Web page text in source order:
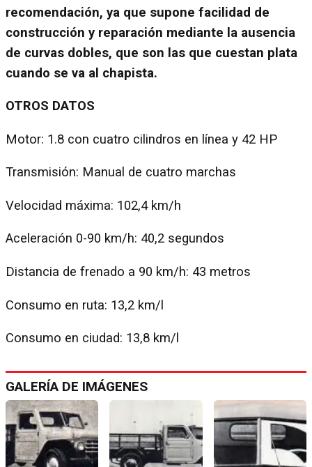
recomendación, ya que supone facilidad de
construcción y reparación mediante la ausencia
de curvas dobles, que son las que cuestan plata
cuando se va al chapista.
OTROS DATOS
Motor: 1.8 con cuatro cilindros en línea y 42 HP
Transmisión: Manual de cuatro marchas
Velocidad máxima: 102,4 km/h
Aceleración 0-90 km/h: 40,2 segundos
Distancia de frenado a 90 km/h: 43 metros
Consumo en ruta: 13,2 km/l
Consumo en ciudad: 13,8 km/l
GALERÍA DE IMÁGENES